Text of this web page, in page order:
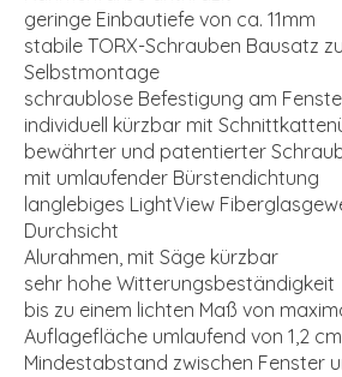
geringe Einbautiefe von ca. 11mm
stabile TORX-Schrauben Bausatz
Selbstmontage
schraublose Befestigung am
individuell kürzbar mit
bewährter und patentierter
mit umlaufender Bürstendichtung
langlebiges LightView
Durchsicht
Alurahmen, mit Säge kürzbar
sehr hohe Witterungsbeständigkeit
bis zu einem lichten Maß von
Auflagefläche umlaufend von 1,2 cm
Mindestabstand zwischen Fenster